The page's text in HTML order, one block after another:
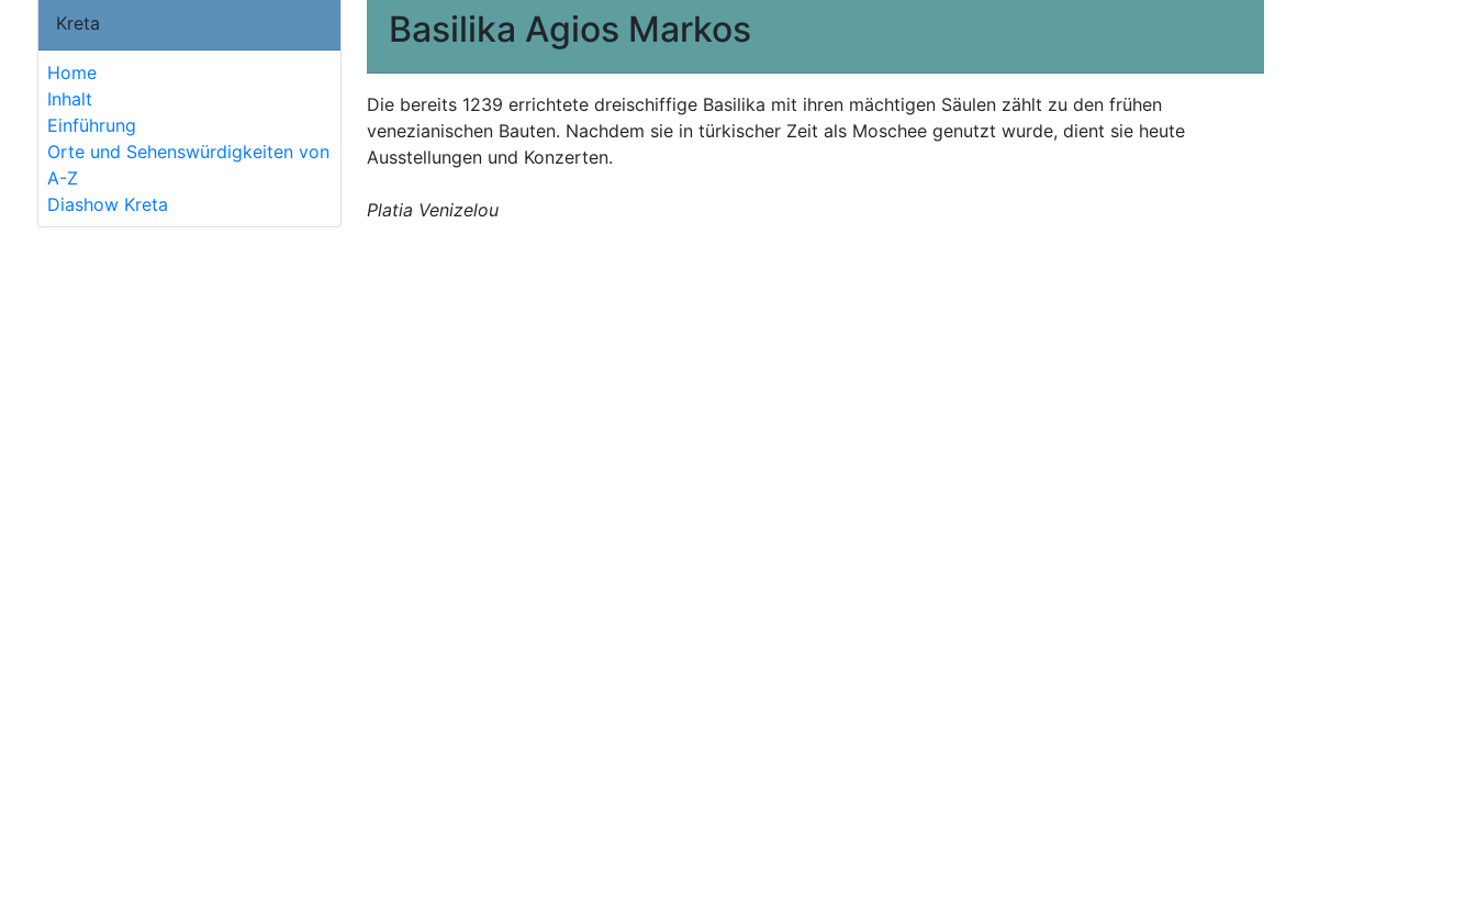
Kreta
Home
Inhalt
Einführung
Orte und Sehenswürdigkeiten von
A-Z
Diashow Kreta
Basilika Agios Markos
Die bereits 1239 errichtete dreischiffige Basilika mit ihren mächtigen Säulen zählt zu den frühen
venezianischen Bauten. Nachdem sie in türkischer Zeit als Moschee genutzt wurde, dient sie heute
Ausstellungen und Konzerten.
Platia Venizelou